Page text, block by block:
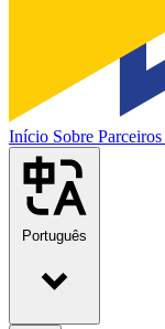
Início Sobre Parceiros
Português